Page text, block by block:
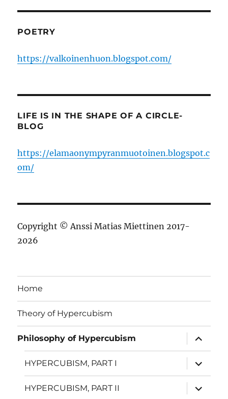
POETRY
https://valkoinenhuon.blogspot.com/
LIFE IS IN THE SHAPE OF A CIRCLE-
BLOG
https://elamaonympyranmuotoinen.blogspot.c
om/
Copyright © Anssi Matias Miettinen 2017-
2026
Home
Theory of Hypercubism
Philosophy of Hypercubism
näytä
HYPERCUBISM, PART I
näytä
HYPERCUBISM, PART II
näytä